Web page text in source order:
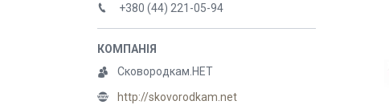
+380 (44) 221-05-94
Сковородкам.НЕТ
http://skovorodkam.net